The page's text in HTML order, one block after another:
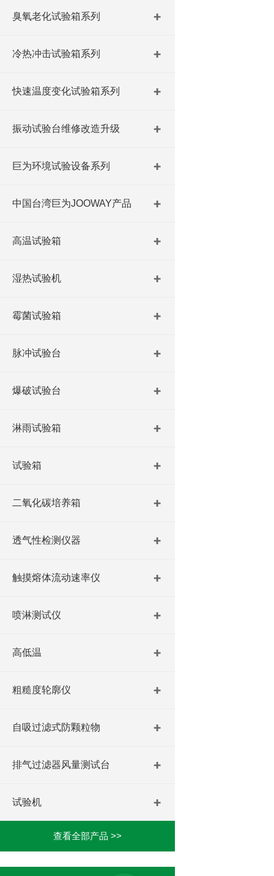
臭氧老化试验箱系列
冷热冲击试验箱系列
快速温度变化试验箱系列
振动试验台维修改造升级
巨为环境试验设备系列
中国台湾巨为JOOWAY产品
高温试验箱
湿热试验机
霉菌试验箱
脉冲试验台
爆破试验台
淋雨试验箱
试验箱
二氧化碳培养箱
透气性检测仪器
触摸熔体流动速率仪
喷淋测试仪
高低温
粗糙度轮廓仪
自吸过滤式防颗粒物
排气过滤器风量测试台
试验机
查看全部产品 >>